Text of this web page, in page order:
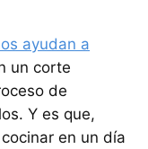
ayudan a
un corte
de
Y es que,
en un día